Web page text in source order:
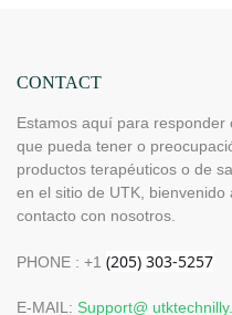
CONTACT
Estamos aquí para responder
que pueda tener o
productos terapéuticos o de
en el sitio de UTK, bienvenido
contacto con nosotros.
PHONE : +1
E-MAIL: Support@